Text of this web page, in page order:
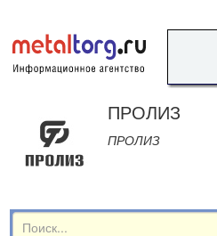
ПРОЛИЗ
ПРОЛИЗ